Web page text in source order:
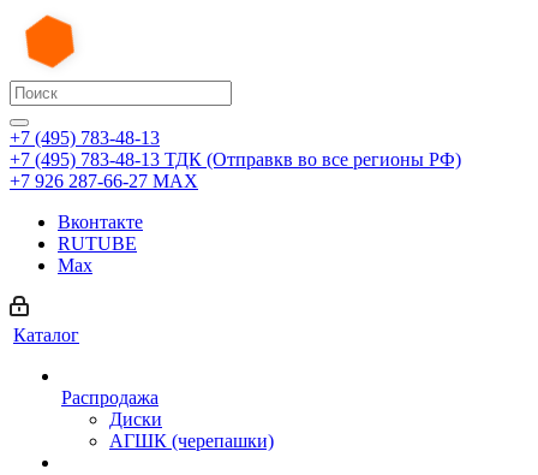
+7 (495) 783-48-13
+7 (495) 783-48-13 ТДК (Отправкв во все регионы РФ)
+7 926 287-66-27 МАХ
Вконтакте
RUTUBE
Max
Каталог
Распродажа
Диски
АГШК (черепашки)